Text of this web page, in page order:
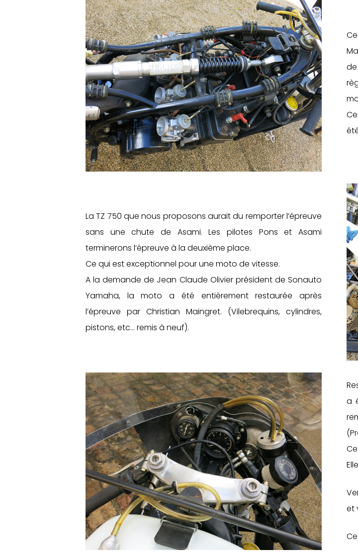
La TZ 750 que nous proposons aurait du remporter l’épreuve
sans une chute de Asami. Les pilotes Pons et Asami
terminerons l’épreuve à la deuxième place.
Ce qui est exceptionnel pour une moto de vitesse.
A la demande de Jean Claude Olivier président de Sonauto
Yamaha, la moto a été entièrement restaurée après
l’épreuve par Christian Maingret. (Vilebrequins, cylindres,
pistons, etc… remis à neuf).
a
et